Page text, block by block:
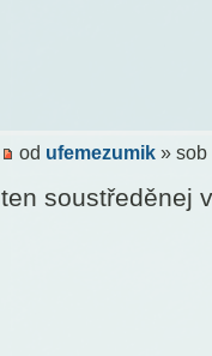
od ufemezumik» sob
ten soustředěnej